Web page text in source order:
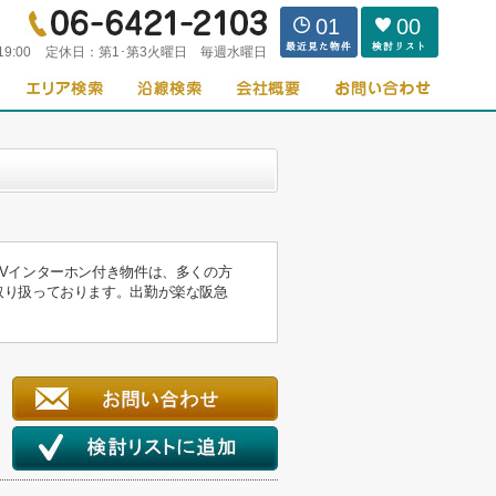
定休日： 第1･第3火曜日 毎週水曜日
01 00
インターホン付き物件は、多くの方
扱っております。出勤が楽な阪急